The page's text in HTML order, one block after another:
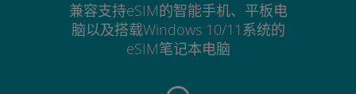
兼容支持eSIM的智能手机、平板电
脑以及搭载Windows 10/11系统的
eSIM笔记本电脑